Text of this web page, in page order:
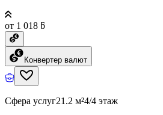
от 1 018 ƃ
Конвертер валют
Сфера услуг21.2 м²4/4 этаж